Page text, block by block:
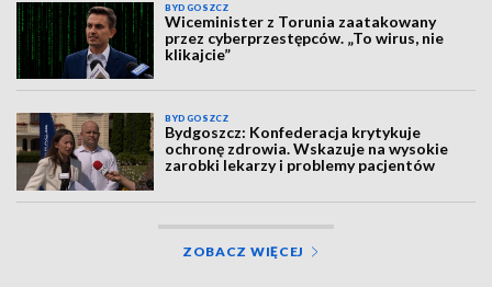
BYDGOSZCZ
Wiceminister z Torunia zaatakowany
przez cyberprzestępców. „To wirus, nie
klikajcie”
BYDGOSZCZ
Bydgoszcz: Konfederacja krytykuje
ochronę zdrowia. Wskazuje na wysokie
zarobki lekarzy i problemy pacjentów
ZOBACZ WIĘCEJ